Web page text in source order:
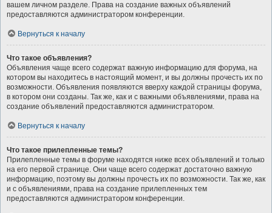
вашем личном разделе. Права на создание важных объявлений
предоставляются администратором конференции.
Вернуться к началу
Что такое объявления?
Объявления чаще всего содержат важную информацию для форума, на
котором вы находитесь в настоящий момент, и вы должны прочесть их по
возможности. Объявления появляются вверху каждой страницы форума,
в котором они созданы. Так же, как и с важными объявлениями, права на
создание объявлений предоставляются администратором.
Вернуться к началу
Что такое прилепленные темы?
Прилепленные темы в форуме находятся ниже всех объявлений и только
на его первой странице. Они чаще всего содержат достаточно важную
информацию, поэтому вы должны прочесть их по возможности. Так же, как
и с объявлениями, права на создание прилепленных тем
предоставляются администратором конференции.